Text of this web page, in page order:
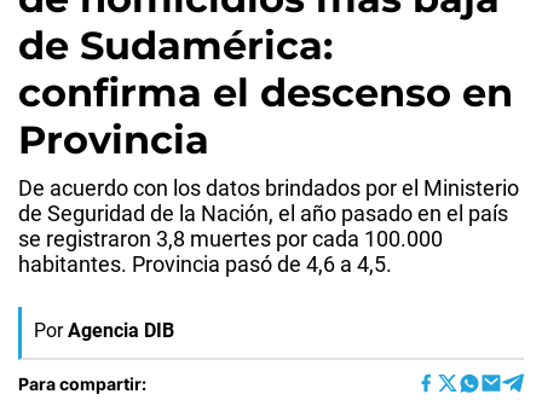
de Sudamérica:
confirma el descenso en
Provincia
De acuerdo con los datos brindados por el Ministerio
de Seguridad de la Nación, el año pasado en el país
se registraron 3,8 muertes por cada 100.000
habitantes. Provincia pasó de 4,6 a 4,5.
Por Agencia DIB
Para compartir: